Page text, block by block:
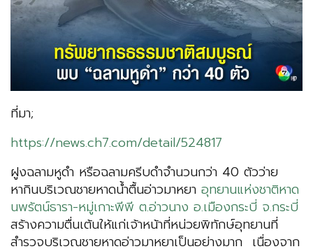
ที่มา;
https://news.ch7.com/detail/524817
ฝูงฉลามหูดำ หรือฉลามครีบดำจำนวนกว่า 40 ตัวว่าย
หากินบริเวณชายหาดน้ำตื้นอ่าวมาหยา อุทยานแห่งชาติหาด
นพรัตน์ธารา-หมู่เกาะพีพี ต.อ่าวนาง อ.เมืองกระบี่ จ.กระบี่
สร้างความตื่นเต้นให้แก่เจ้าหน้าที่หน่วยพิทักษ์อุทยานที่
สำรวจบริเวณชายหาดอ่าวมาหยาเป็นอย่างมาก เนื่องจาก